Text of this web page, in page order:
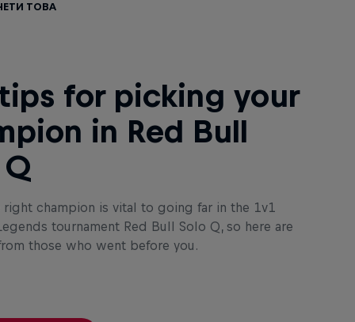
това
for picking your
in Red Bull
right champion is vital to going far in the 1v1
tournament Red Bull Solo Q, so here are
those who went before you.